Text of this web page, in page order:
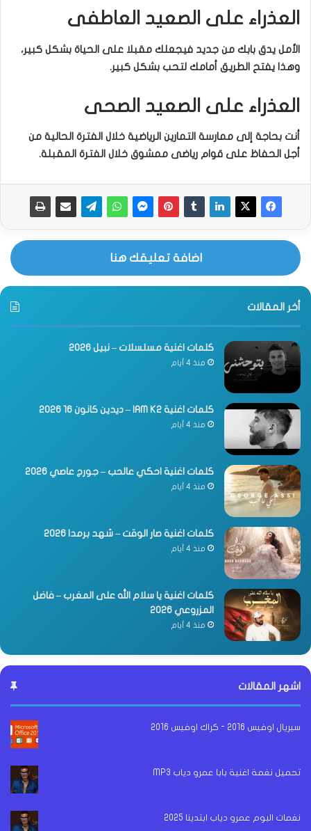
العذراء على الصعيد العاطفى
الأمل يدق بابك من جديد فيجعلك مقبلا على الحياة بشكل كبير،
وهذا يفتح الطريق أمامك لتحب بشكل كبير.
العذراء على الصعيد الصحى
أنت بحاجة إلى ممارسة التمارين الرياضية خلال الفترة الحالية من
أجل الحفاظ على قوام رياضى ممشوق خلال الفترة المقبلة.
اضافة تعليقك هنا
أخر المقالات
كلمات اغنية مسلسلات – نبيل 2026
منذ 4 أيام
كلمات اغنية IAM K2 – ديدين كانون 16 2026
منذ 4 أيام
كلمات اغنية احكي عالحب – جورج عاصي 2026
منذ 4 أيام
كلمات اغنية صار الوقت – شهد برمدا 2026
منذ 4 أيام
كلمات اغنية يا سلام الله على المغرب – فاضل
المزروعي 2026
منذ 4 أيام
اشهر المقالات
سيريال اوفيس 2016 - كراك اوفيس 2016
تحميل نغمة اغنية بابا عمرو دياب MP3
نغمات البوم عمرو دياب ابتدينا 2025